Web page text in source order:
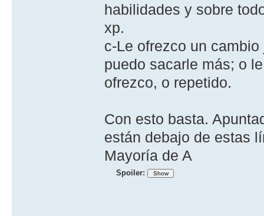
habilidades y sobre
xp.
c-Le ofrezco un
puedo sacarle más; o
ofrezco, o repetido.
Con esto basta.
están debajo de estas
Mayoría de A
Spoiler: